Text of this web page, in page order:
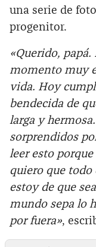
una serie de
progenitor.
«Querido,
momento muy
vida. Hoy
bendecida de
larga y
sorprendidos
leer esto
quiero que todo
estoy de que
mundo sepa lo
por fuera»,